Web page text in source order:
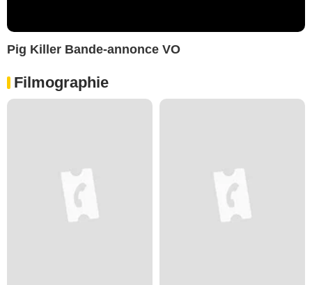
Pig Killer Bande-annonce VO
Filmographie